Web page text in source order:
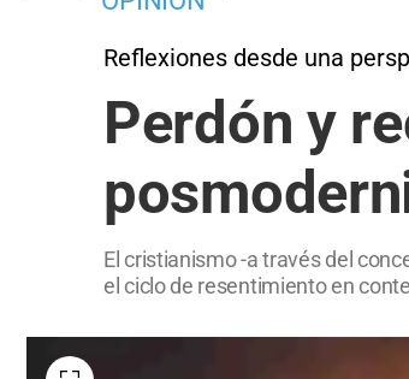
Reflexiones desde una
Perdón y
El cristianismo -a través del
el ciclo de resentimiento en